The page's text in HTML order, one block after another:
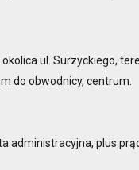
ul. Surzyckiego,
do obwodnicy, centrum.
administracyjna, plus